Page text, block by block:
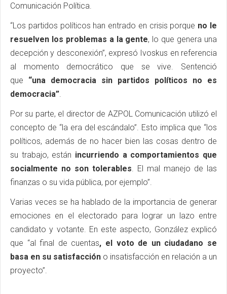
Comunicación Política.
“Los partidos políticos han entrado en crisis porque no le
resuelven los problemas a la gente, lo que genera una
decepción y desconexión”, expresó Ivoskus en referencia
al momento democrático que se vive. Sentenció
que “una democracia sin partidos políticos no es
democracia”.
Por su parte, el director de AZPOL Comunicación utilizó el
concepto de “la era del escándalo”. Esto implica que “los
políticos, además de no hacer bien las cosas dentro de
su trabajo, están incurriendo a comportamientos que
socialmente no son tolerables. El mal manejo de las
finanzas o su vida pública, por ejemplo”.
Varias veces se ha hablado de la importancia de generar
emociones en el electorado para lograr un lazo entre
candidato y votante. En este aspecto, González explicó
que “al final de cuentas, el voto de un ciudadano se
basa en su satisfacción o insatisfacción en relación a un
proyecto”.